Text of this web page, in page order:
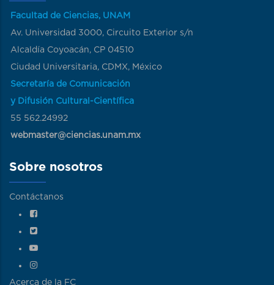
Facultad de Ciencias, UNAM
Av. Universidad 3000, Circuito Exterior s/n
Alcaldía Coyoacán, CP 04510
Ciudad Universitaria, CDMX, México
Secretaría de Comunicación
y Difusión Cultural-Científica
55 562.24992
webmaster@ciencias.unam.mx
Sobre nosotros
Contáctanos
Acerca de la FC